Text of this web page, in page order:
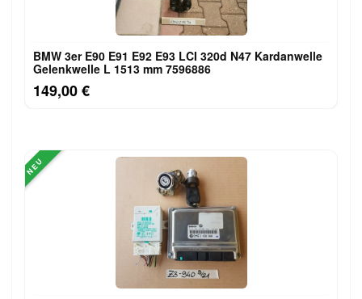
BMW 3er E90 E91 E92 E93 LCI 320d N47 Kardanwelle
Gelenkwelle L 1513 mm 7596886
149,00 €
NEU